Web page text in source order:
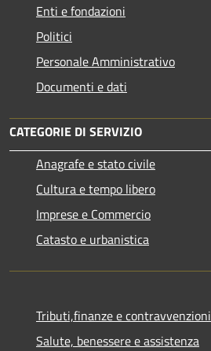
Enti e fondazioni
Politici
Personale Amministrativo
Documenti e dati
CATEGORIE DI SERVIZIO
Anagrafe e stato civile
Cultura e tempo libero
Imprese e Commercio
Catasto e urbanistica
Tributi,finanze e contravvenzioni
Salute, benessere e assistenza